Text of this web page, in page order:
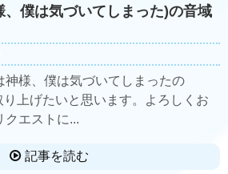
、僕は気づいてしまった)の音域
様、僕は気づいてしまったの
り上げたいと思います。よろしくお
クエストに...
記事を読む